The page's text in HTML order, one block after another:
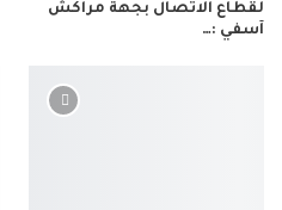
لقطاع الاتصال بجهة مراكش
آسفي :…